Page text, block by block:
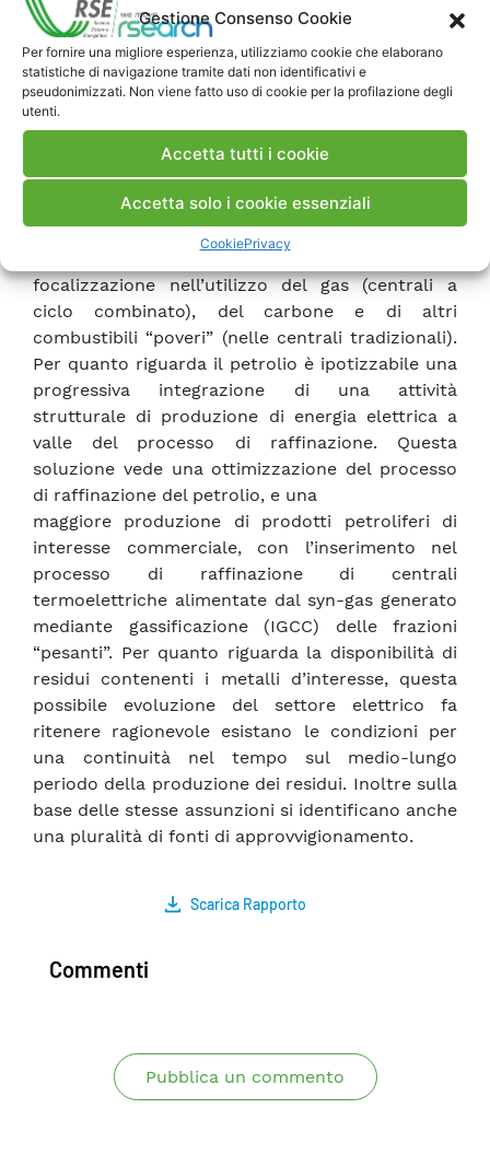
Gestione Consenso Cookie
Per fornire una migliore esperienza, utilizziamo cookie che elaborano
statistiche di navigazione tramite dati non identificativi e
pseudonimizzati. Non viene fatto uso di cookie per la profilazione degli
utenti.
Accetta tutti i cookie
Accetta solo i cookie essenziali
CookiePrivacy
maggiore ruolo dell’industria petrolifera che, a
valle della lavorazione del greggio ricava dei
residui pesanti originati dalla distillazione del
greggio, che sono stati finora in massima parte
“smaltiti” dall’industria elettrica nelle centrali
termoelettriche come olio combustibile (miscela
di frazioni “pesanti” con altre frazioni “leggere”).
Un possibile scenario riguarda un cambiamento
nell’utilizzo dei combustibili da parte
focalizzazione nell’utilizzo del gas (centrali a
ciclo combinato), del carbone e di altri
combustibili “poveri” (nelle centrali tradizionali).
Per quanto riguarda il petrolio è ipotizzabile una
progressiva integrazione di una attività
strutturale di produzione di energia elettrica a
valle del processo di raffinazione. Questa
soluzione vede una ottimizzazione del processo
di raffinazione del petrolio, e una
maggiore produzione di prodotti petroliferi di
interesse commerciale, con l’inserimento nel
processo di raffinazione di centrali
termoelettriche alimentate dal syn-gas generato
mediante gassificazione (IGCC) delle frazioni
“pesanti”. Per quanto riguarda la disponibilità di
residui contenenti i metalli d’interesse, questa
possibile evoluzione del settore elettrico fa
ritenere ragionevole esistano le condizioni per
una continuità nel tempo sul medio-lungo
periodo della produzione dei residui. Inoltre sulla
base delle stesse assunzioni si identificano anche
una pluralità di fonti di approvvigionamento.
Scarica Rapporto
Commenti
Pubblica un commento